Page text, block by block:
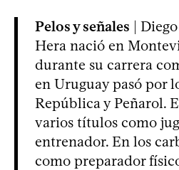
Pelos y señales |
Hera nació en
durante su carrera
en Uruguay pasó por
República y Peñarol.
varios títulos como
entrenador. En los
como preparador